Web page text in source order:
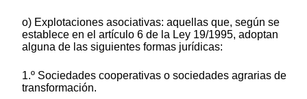
o) Explotaciones asociativas: aquellas que, según se
establece en el artículo 6 de la Ley 19/1995, adoptan
alguna de las siguientes formas jurídicas:
1.º Sociedades cooperativas o sociedades agrarias de
transformación.